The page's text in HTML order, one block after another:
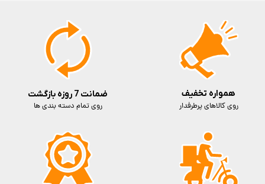
ضمانت 7 روزه بازگشت
روی تمام دسته بندی ها
همواره تخفیف
روی کالاهای پرطرفدار